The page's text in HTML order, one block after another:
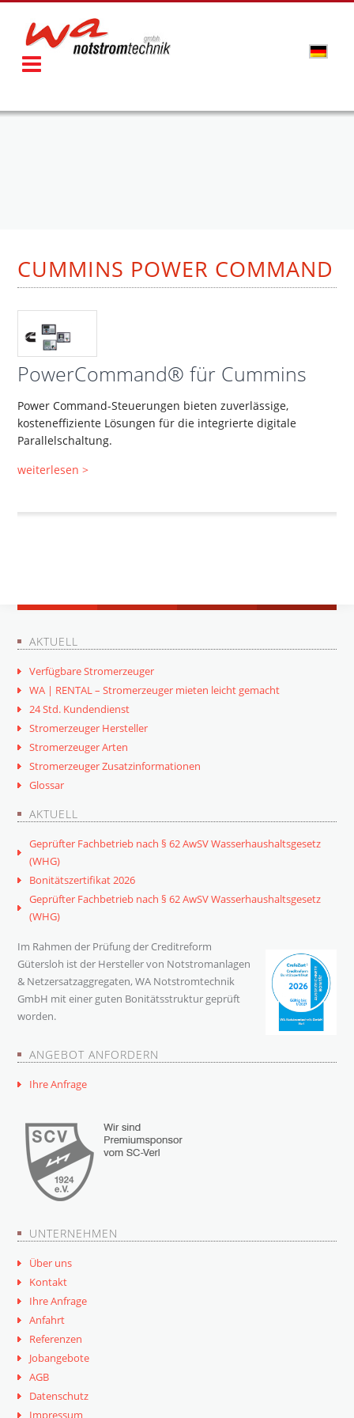
CUMMINS POWER COMMAND
PowerCommand® für Cummins
Power Command-Steuerungen bieten zuverlässige,
kosteneffiziente Lösungen für die integrierte digitale
Parallelschaltung.
weiterlesen >
AKTUELL
Verfügbare Stromerzeuger
WA | RENTAL – Stromerzeuger mieten leicht gemacht
24 Std. Kundendienst
Stromerzeuger Hersteller
Stromerzeuger Arten
Stromerzeuger Zusatzinformationen
Glossar
AKTUELL
Geprüfter Fachbetrieb nach § 62 AwSV Wasserhaushaltsgesetz
(WHG)
Bonitätszertifikat 2026
Geprüfter Fachbetrieb nach § 62 AwSV Wasserhaushaltsgesetz
(WHG)
Im Rahmen der Prüfung der Creditreform
Gütersloh ist der Hersteller von Notstromanlagen
& Netzersatzaggregaten, WA Notstromtechnik
GmbH mit einer guten Bonitätsstruktur geprüft
worden.
ANGEBOT ANFORDERN
Ihre Anfrage
UNTERNEHMEN
Über uns
Kontakt
Ihre Anfrage
Anfahrt
Referenzen
Jobangebote
AGB
Datenschutz
Impressum